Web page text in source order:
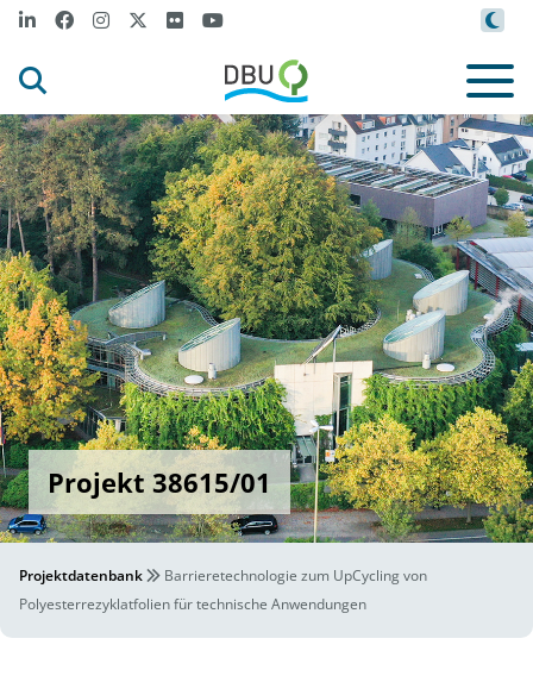
Projekt 38615/01
Projektdatenbank
Barrieretechnologie zum UpCycling von
Polyesterrezyklatfolien für technische Anwendungen